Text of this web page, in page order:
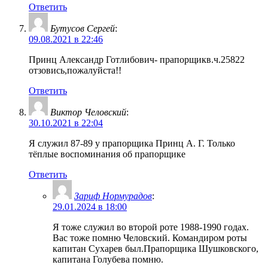
Ответить
Бутусов Сергей:
09.08.2021 в 22:46
Принц Александр Готлибович- прапорщикв.ч.25822
отзовись,пожалуйста!!
Ответить
Виктор Человский:
30.10.2021 в 22:04
Я служил 87-89 у прапорщика Принц А. Г. Только
тёплые воспоминания об прапорщике
Ответить
Зариф Нормурадов:
29.01.2024 в 18:00
Я тоже служил во второй роте 1988-1990 годах.
Вас тоже помню Человский. Командиром роты
капитан Сухарев был.Прапорщика Шушковского,
капитана Голубева помню.